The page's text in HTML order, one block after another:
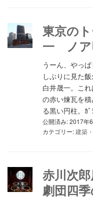
東京の
一 ノア
うーん、やっ
しぶりに見た
白井晟一。こ
の赤い煉瓦を
る黒い円柱。ｶ
公開済み: 2017年
カテゴリー:建築
赤川次
劇団四